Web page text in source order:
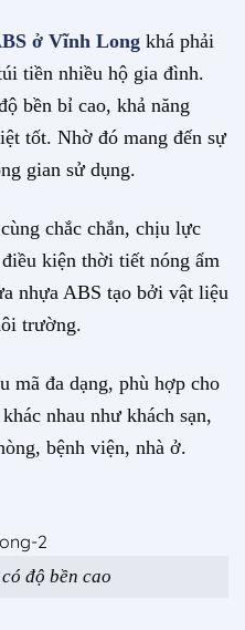
ở Vĩnh Longkhá phải
tiền nhiều hộ gia đình.
bền bỉ cao, khả năng
tốt. Nhờ đó mang đến sự
gian sử dụng.
chắc chắn, chịu lực
kiện thời tiết nóng ẩm
nhựa ABS tạo bởi vật liệu
trường.
mã đa dạng, phù hợp cho
nhau như khách sạn,
bệnh viện, nhà ở.
độ bền cao